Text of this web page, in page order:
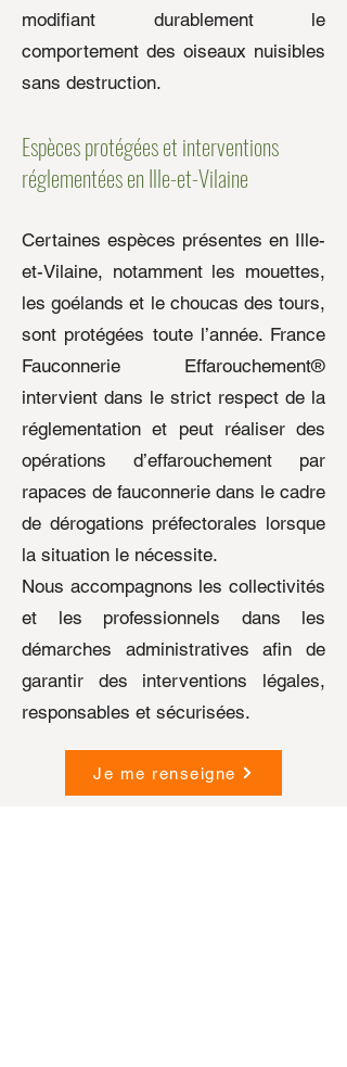
modifiant durablement le
comportement des oiseaux nuisibles
sans destruction.
Espèces protégées et interventions
réglementées en Ille-et-Vilaine
Certaines espèces présentes en Ille-
et-Vilaine, notamment les mouettes,
les goélands et le choucas des tours,
sont protégées toute l’année. France
Fauconnerie Effarouchement®
intervient dans le strict respect de la
réglementation et peut réaliser des
opérations d’effarouchement par
rapaces de fauconnerie dans le cadre
de dérogations préfectorales lorsque
la situation le nécessite.
Nous accompagnons les collectivités
et les professionnels dans les
démarches administratives afin de
garantir des interventions légales,
responsables et sécurisées.
Je me renseigne